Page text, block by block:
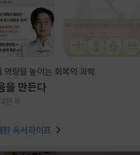
역량을 높이는 회복의 과학
을 만든다
현 저
한 독서라이프